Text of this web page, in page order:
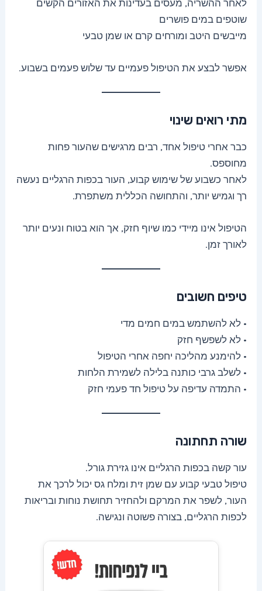
לאחר ההשריה, מעסים בעדינות את האזורים הקשים
שוטפים במים פושרים
מייבשים היטב ומורחים קרם או שמן טבעי
אפשר לבצע את הטיפול פעמיים עד שלוש פעמים בשבוע.
מתי רואים שינוי
כבר אחרי טיפול אחד, רבים מרגישים שהעור פחות
מחוספס.
לאחר כשבוע של שימוש קבוע, העור בכפות הרגליים נעשה
רך וגמיש יותר, והתחושה הכללית משתפרת.
הטיפול אינו מיידי כמו שיוף חזק, אך הוא בטוח ונעים יותר
לאורך זמן.
טיפים חשובים
• לא להשתמש במים חמים מדי
• לא לשפשף חזק
• להימנע מהליכה יחפה אחרי הטיפול
• לשלב גרבי כותנה בלילה לשמירת הלחות
• התמדה עדיפה על טיפול חד פעמי חזק
שורה תחתונה
עור קשה בכפות הרגליים אינו גזירת גורל.
טיפול טבעי קבוע עם שמן זית ומלח גס יכול לרכך את
העור, לשפר את המרקם ולהחזיר תחושת נוחות ובריאות
לכפות הרגליים, בצורה פשוטה ונגישה.